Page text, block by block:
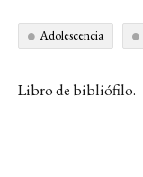
Adolescencia
Libro de bibliófilo.